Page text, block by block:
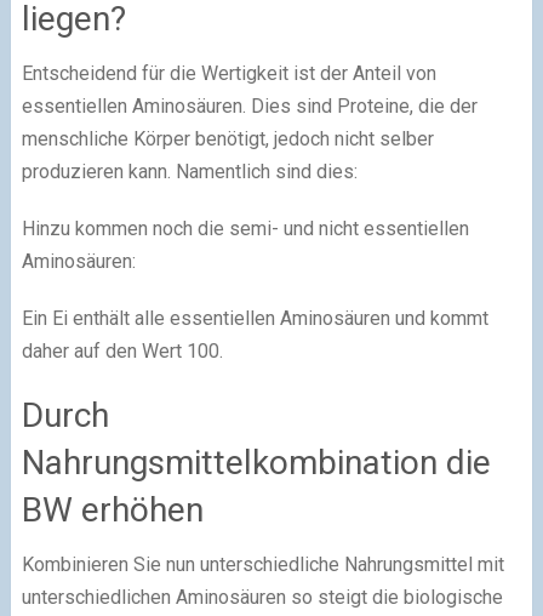
liegen?
Entscheidend für die Wertigkeit ist der Anteil von
essentiellen Aminosäuren. Dies sind Proteine, die der
menschliche Körper benötigt, jedoch nicht selber
produzieren kann. Namentlich sind dies:
Hinzu kommen noch die semi- und nicht essentiellen
Aminosäuren:
Ein Ei enthält alle essentiellen Aminosäuren und kommt
daher auf den Wert 100.
Durch
Nahrungsmittelkombination die
BW erhöhen
Kombinieren Sie nun unterschiedliche Nahrungsmittel mit
unterschiedlichen Aminosäuren so steigt die biologische